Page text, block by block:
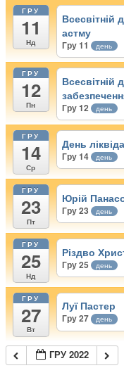
ГРУ
11
Нд
Всесвітній
астму
Гру 11 день
ГРУ
12
Пн
Всесвітній
Гру 12 день
ГРУ
14
Ср
День
Гру 14 день
ГРУ
23
Пт
Юрій
Гру 23 день
ГРУ
25
Нд
Різдво
Гру 25 день
ГРУ
27
Вт
Луї Пастер
Гру 27 день
ГРУ 2022